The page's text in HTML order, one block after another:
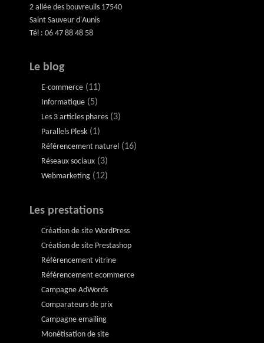
2 allée des bouvreuils 17540
Saint Sauveur d'Aunis
Tél : 06 47 88 48 58
Le blog
E-commerce (11)
Informatique (5)
Les 3 articles phares (3)
Parallels Plesk (1)
Référencement naturel (16)
Réseaux sociaux (3)
Webmarketing (12)
Les prestations
Création de site WordPress
Création de site Prestashop
Référencement vitrine
Référencement ecommerce
Campagne AdWords
Comparateurs de prix
Campagne emailing
Monétisation de site